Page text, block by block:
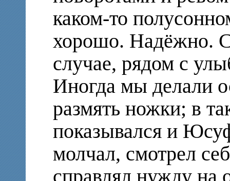
каком-то
хорошо. Надёжно.
случае, рядом с
Иногда мы делали
размять ножки; в
показывался и
молчал, смотрел